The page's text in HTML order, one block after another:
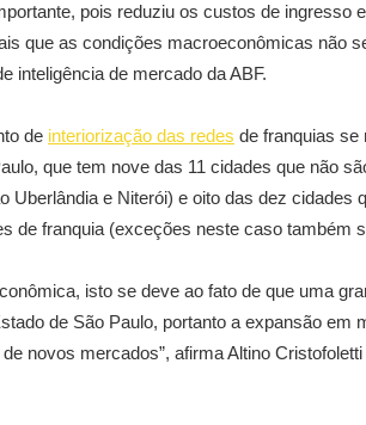
pois reduziu os custos de ingresso
que as condições macroeconômicas não
inteligência de mercado da ABF.
de interiorização das redes de franquias se
que tem nove das 11 cidades que não
Uberlândia e Niterói) e oito das dez cidades
de franquia (exceções neste caso também
isto se deve ao fato de que uma
de São Paulo, portanto a expansão em
novos mercados”, afirma Altino Cristofoletti